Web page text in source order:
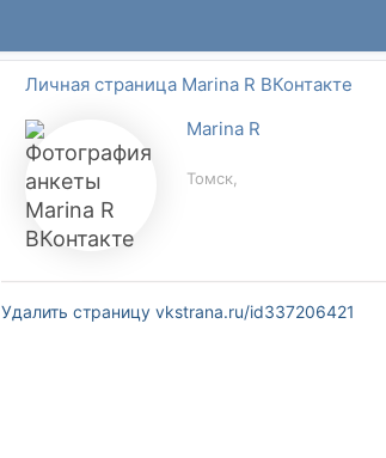
Личная страница Marina R ВКонтакте
Marina R
Томск,
Удалить страницу vkstrana.ru/id337206421